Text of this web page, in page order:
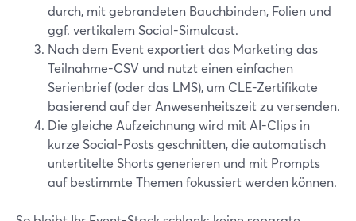
durch, mit gebrandeten Bauchbinden, Folien und
ggf. vertikalem Social-Simulcast.
Nach dem Event exportiert das Marketing das
Teilnahme-CSV und nutzt einen einfachen
Serienbrief (oder das LMS), um CLE-Zertifikate
basierend auf der Anwesenheitszeit zu versenden.
Die gleiche Aufzeichnung wird mit AI-Clips in
kurze Social-Posts geschnitten, die automatisch
untertitelte Shorts generieren und mit Prompts
auf bestimmte Themen fokussiert werden können.